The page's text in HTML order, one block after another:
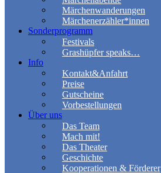
Märchenwanderungen
Märchenerzähler*innen
Sonderprogramm
Festivals
Grashüpfer speaks…
Info
Kontakt&Anfahrt
Preise
Gutscheine
Vorbestellungen
Über uns
Das Team
Mach mit!
Das Theater
Geschichte
Kooperationen & Förderer